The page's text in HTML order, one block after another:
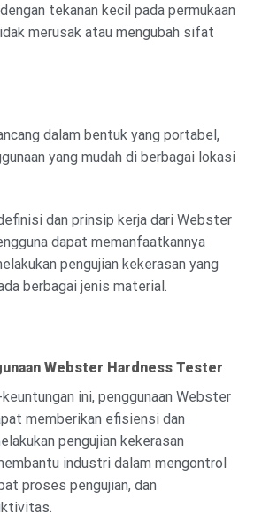
tekanan kecil pada permukaan
merusak atau mengubah sifat
dalam bentuk yang portabel,
yang mudah di berbagai lokasi
dan prinsip kerja dari Webster
dapat memanfaatkannya
pengujian kekerasan yang
berbagai jenis material.
Webster Hardness Tester
ini, penggunaan Webster
memberikan efisiensi dan
pengujian kekerasan
industri dalam mengontrol
proses pengujian, dan